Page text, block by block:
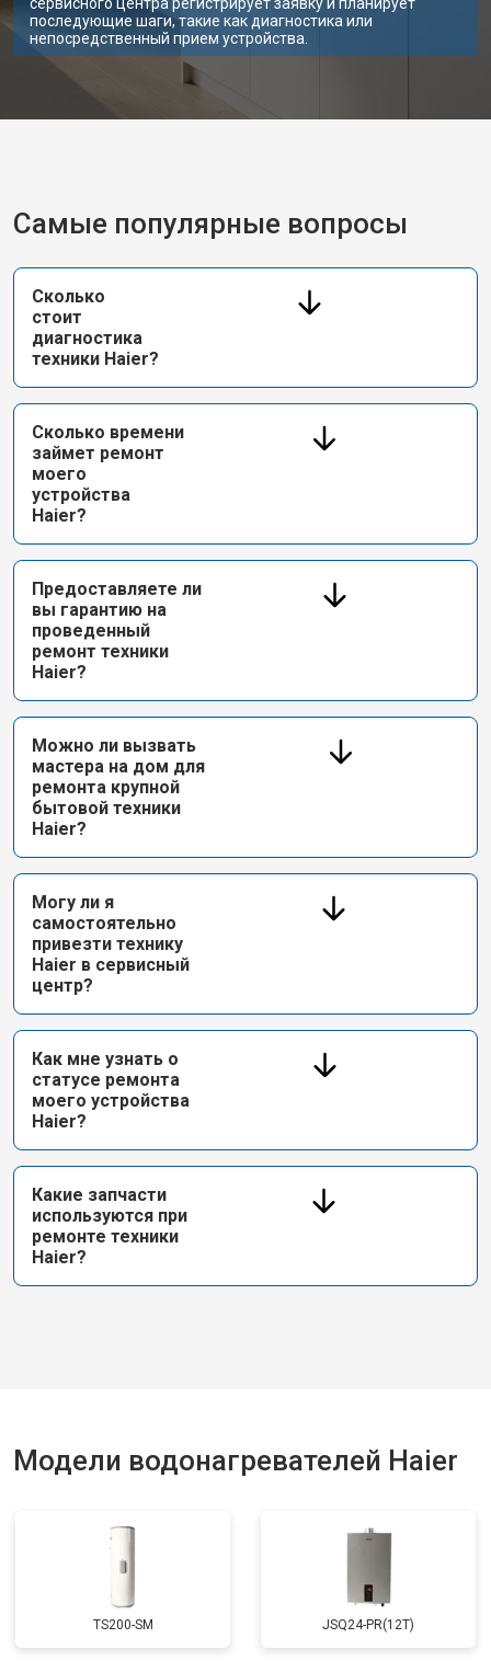
последующие шаги, такие как диагностика или
непосредственный прием устройства.
Самые популярные вопросы
Сколько
стоит
диагностика
техники Haier?
Сколько времени
займет ремонт
моего
устройства
Haier?
Предоставляете ли
вы гарантию на
проведенный
ремонт техники
Haier?
Можно ли вызвать
мастера на дом для
ремонта крупной
бытовой техники
Haier?
Могу ли я
самостоятельно
привезти технику
Haier в сервисный
центр?
Как мне узнать о
статусе ремонта
моего устройства
Haier?
Какие запчасти
используются при
ремонте техники
Haier?
Модели водонагревателей Haier
TS200-SM JSQ24-PR(12T)